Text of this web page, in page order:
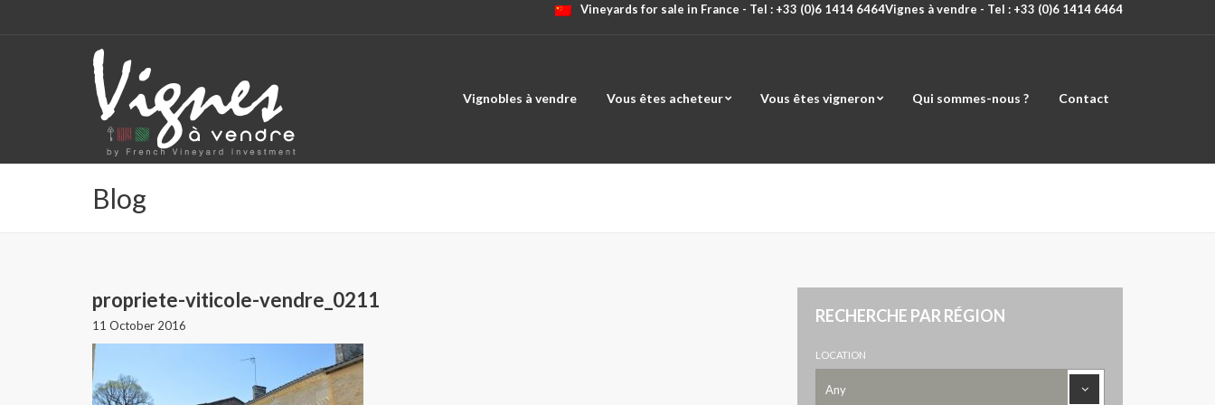
Vineyards for sale in France - Tel : +33 (0)6 1414 6464Vignes à vendre - Tel : +33 (0)6 1414 6464
CODE: SELECT ALL
Vignobles à vendre Vous êtes acheteur Vous êtes vigneron Qui sommes-nous ? Contact
Blog
propriete-viticole-vendre_0211
11 October 2016 RECHERCHE PAR RÉGION
LOCATION